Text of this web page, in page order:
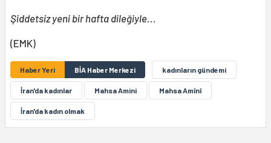
Şiddetsiz yeni bir hafta dileğiyle...
(EMK)
Haber Yeri BİA Haber Merkezi kadınların gündemi
İran'da kadınlar Mahsa Amini Mahsa Amînî
İran'da kadın olmak